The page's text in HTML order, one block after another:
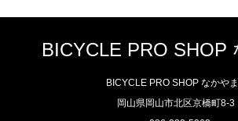
BICYCLE PRO SHOP
BICYCLE PRO SHOP なかやま
岡山県岡山市北区京橋町8-3